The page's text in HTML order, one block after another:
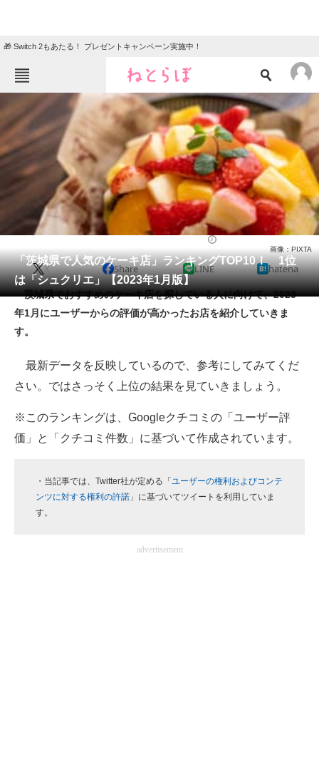
🎁 Switch 2もあたる！ プレゼントキャンペーン実施中！
ねとらぼメニュー
TOP ニュース
エンタメ クイズ
グルメ 地域
教育・育児
リサーチ
会員記事
メディア
注目記事を集めた総合ページ
スマホと通信の最新トレンド
進化するPCとデバイスの未来
好きが集まる 比べて選べる
AI活用のいまが分かる
「茨城県で人気のケーキ店」ランキングTOP10！ 1位
は「シュクリエ」【2023年1月版】
画像：PIXTA
X Share LINE hatena
茨城県でおすすめのケーキ店を探している人に向けて、2023
年1月にユーザーからの評価が高かったお店を紹介していきま
す。
最新データを反映しているので、参考にしてみてくだ
さい。ではさっそく上位の結果を見ていきましょう。
※このランキングは、Googleクチコミの「ユーザー評
価」と「クチコミ件数」に基づいて作成されています。
・当記事では、Twitter社が定める「 ユーザーの権利およびコンテ
ンツに対する権利の許諾 」に基づいてツイートを利用していま
す。
advertisement